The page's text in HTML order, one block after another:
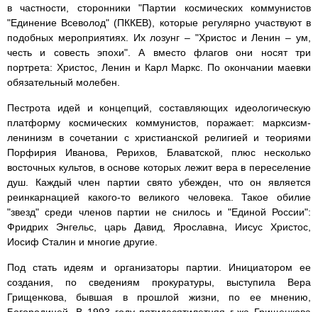
в частности, сторонники "Партии космических коммунистов
"Единение Всеволод" (ПККЕВ), которые регулярно участвуют в
подобных мероприятиях. Их лозунг – "Христос и Ленин – ум,
честь и совесть эпохи". А вместо флагов они носят три
портрета: Христос, Ленин и Карл Маркс. По окончании маевки
обязательный молебен.
Пестрота идей и концепций, составляющих идеологическую
платформу космических коммунистов, поражает: марксизм-
ленинизм в сочетании с христианской религией и теориями
Порфирия Иванова, Рерихов, Блаватской, плюс несколько
восточных культов, в основе которых лежит вера в переселение
душ. Каждый член партии свято убежден, что он является
реинкарнацией какого-то великого человека. Такое обилие
"звезд" среди членов партии не снилось и "Единой России":
Фридрих Энгельс, царь Давид, Ярославна, Иисус Христос,
Иосиф Сталин и многие другие.
Под стать идеям и организаторы партии. Инициатором ее
создания, по сведениям прокуратуры, выступила Вера
Грищенкова, бывшая в прошлой жизни, по ее мнению,